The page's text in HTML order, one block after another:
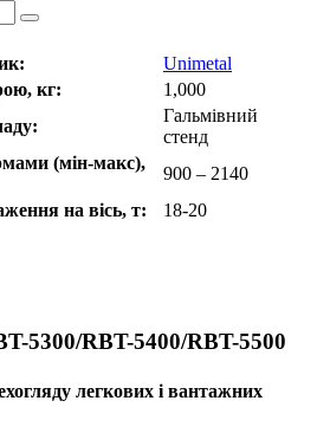
Unimetal
кг:
1,000
Гальмівний
стенд
(мін-макс),
900 – 2140
на вісь, т:
18-20
5300/RBT-5400/RBT-5500
легкових і вантажних